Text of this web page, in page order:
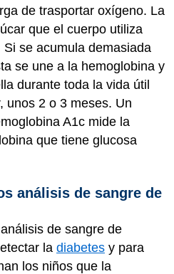
de trasportar oxígeno. La
que el cuerpo utiliza
se acumula demasiada
se une a la hemoglobina y
durante toda la vida útil
unos 2 o 3 meses. Un
A1c mide la
que tiene glucosa
análisis de sangre de
de sangre de
la diabetes y para
los niños que la